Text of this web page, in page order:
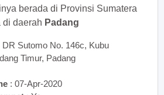
berada di Provinsi Sumatera
di daerah Padang
DR Sutomo No. 146c, Kubu
Timur, Padang
: 07-Apr-2020